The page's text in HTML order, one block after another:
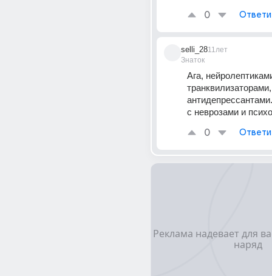
0
selli_28
Знаток
11лет
Ага,
транквилизаторами,
с неврозами и
0